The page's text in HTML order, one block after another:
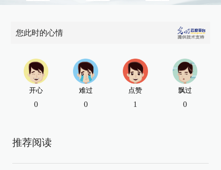
您此时的心情
开心
0
难过
0
点赞
1
飘过
0
推荐阅读